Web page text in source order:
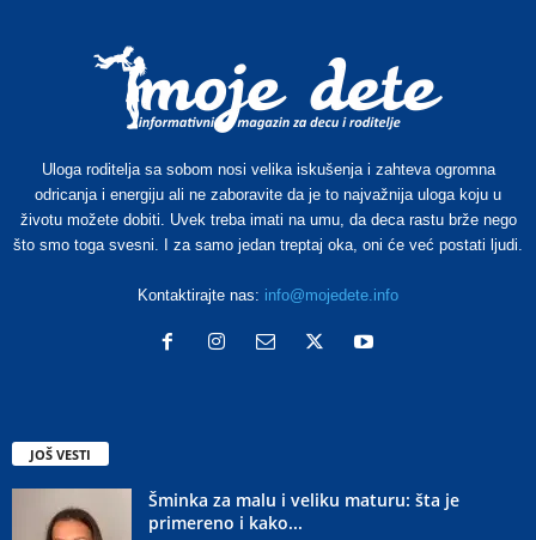
Uloga roditelja sa sobom nosi velika iskušenja i zahteva ogromna
odricanja i energiju ali ne zaboravite da je to najvažnija uloga koju u
životu možete dobiti. Uvek treba imati na umu, da deca rastu brže nego
što smo toga svesni. I za samo jedan treptaj oka, oni će već postati ljudi.
Kontaktirajte nas: info@mojedete.info
JOŠ VESTI
Šminka za malu i veliku maturu: šta je
primereno i kako...